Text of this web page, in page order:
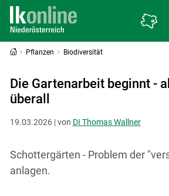
Pflanzen Biodiversität
Die Gartenarbeit beginnt -
überall
19.03.2026 | von DI Thomas Wallner
Schottergärten - Problem der
anlagen.